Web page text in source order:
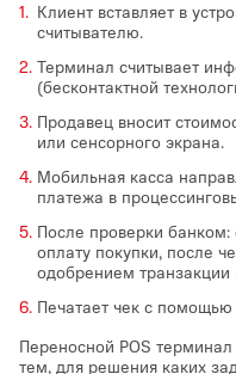
Клиент вставляет в
считывателю.
Терминал считывает
(бесконтактной
Продавец вносит
или сенсорного экрана.
Мобильная касса
платежа в
После проверки банком:
оплату покупки, после
одобрением транзакции
Печатает чек с
Переносной POS
тем, для решения каких